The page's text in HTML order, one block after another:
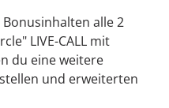
alle 2
LIVE-CALL mit
du eine weitere
und erweiterten